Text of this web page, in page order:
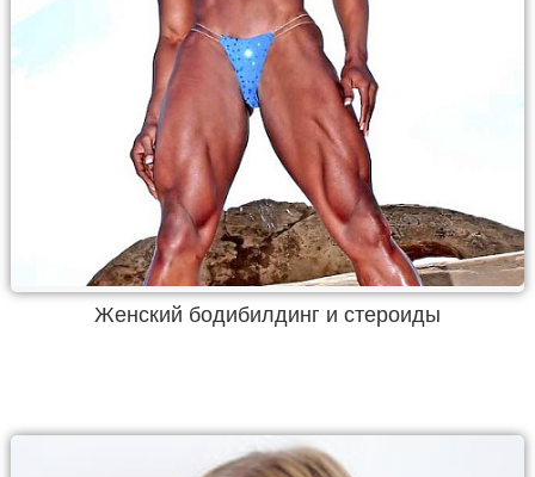
Женский бодибилдинг и стероиды